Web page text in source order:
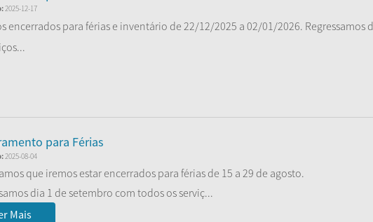
2025-12-17
encerrados para férias e inventário de 22/12/2025 a 02/01/2026. Regressamos
para Férias
2025-08-04
que iremos estar encerrados para férias de 15 a 29 de agosto.
dia 1 de setembro com todos os serviç...
Mais